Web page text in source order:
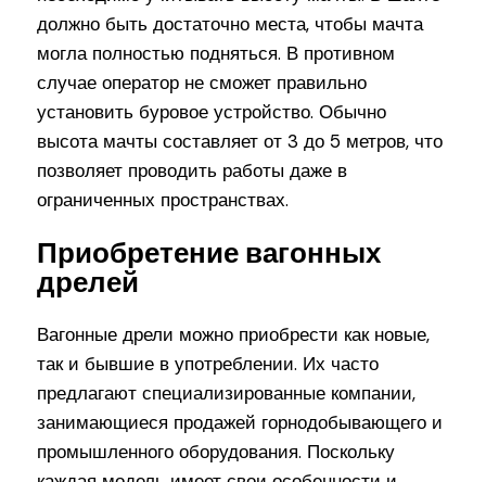
должно быть достаточно места, чтобы мачта
могла полностью подняться. В противном
случае оператор не сможет правильно
установить буровое устройство. Обычно
высота мачты составляет от 3 до 5 метров, что
позволяет проводить работы даже в
ограниченных пространствах.
Приобретение вагонных
дрелей
Вагонные дрели можно приобрести как новые,
так и бывшие в употреблении. Их часто
предлагают специализированные компании,
занимающиеся продажей горнодобывающего и
промышленного оборудования. Поскольку